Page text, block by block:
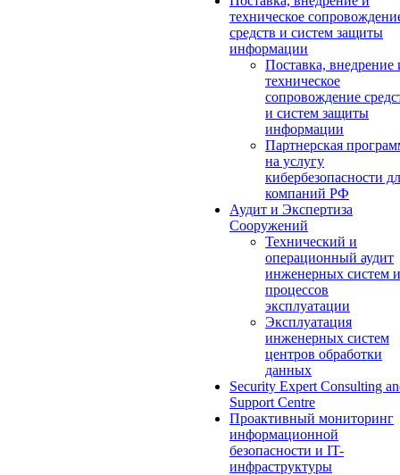
техническое
средств и систем защиты
информации
Поставка, внедрение
техническое
сопровождение
и систем защиты
информации
Партнерская
на услугу
кибербезопасности
компаний РФ
Аудит и Экспертиза
Сооружений
Технический и
операционный аудит
инженерных систем и
процессов
эксплуатации
Эксплуатация
инженерных систем
центров обработки
данных
Security Expert Consulting
Support Centre
Проактивный мониторинг
информационной
безопасности и IT-
инфраструктуры